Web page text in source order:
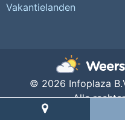
Vakantielanden
© 2026 Infoplaza
Alle